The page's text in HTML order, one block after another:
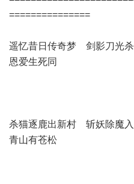
===============
遥忆昔日传奇梦 剑影刀光
恩爱生死同
杀猫逐鹿出新村 斩妖除魔
青山有苍松